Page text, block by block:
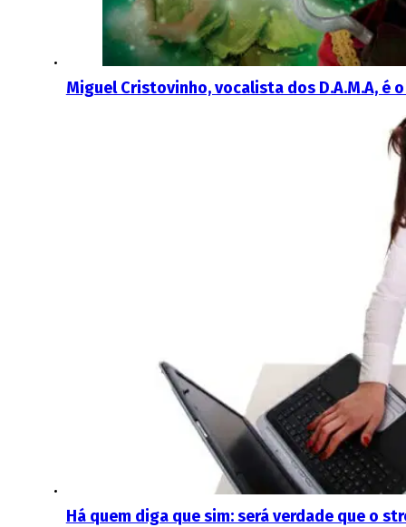
Miguel Cristovinho, vocalista dos D.A.M.A, é
Há quem diga que sim: será verdade que o